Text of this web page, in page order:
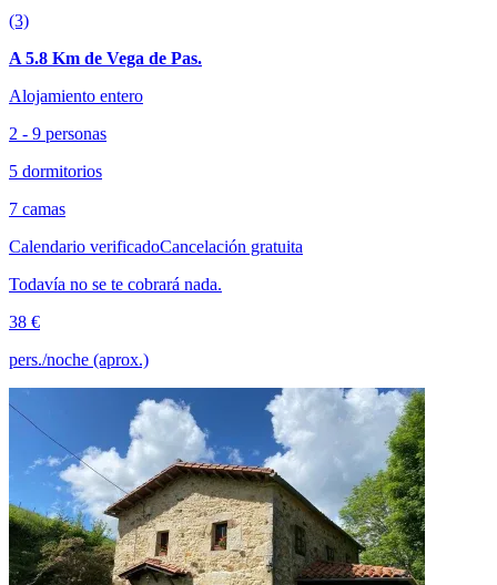
(3)
A 5.8 Km de Vega de Pas.
Alojamiento entero
2 - 9 personas
5 dormitorios
7 camas
Calendario verificadoCancelación gratuita
Todavía no se te cobrará nada.
38 €
pers./noche (aprox.)